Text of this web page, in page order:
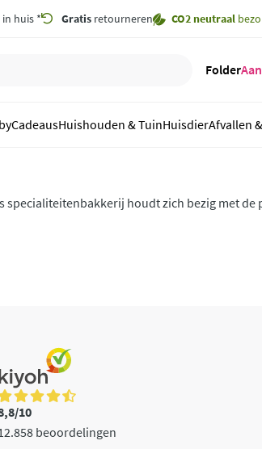
in huis * Gratis retourneren CO2 neutraal
Folder
CadeausHuishouden & TuinHuisdierAfvallen
specialiteitenbakkerij houdt zich bezig met
10
beoordelingen